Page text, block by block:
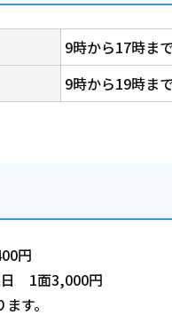
9時から17時ま
9時から19時ま
円
1面3,000円
す。